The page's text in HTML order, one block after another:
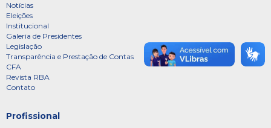
Notícias
Eleições
Institucional
Galeria de Presidentes
Legislação
Transparência e Prestação de Contas
CFA
Revista RBA
Contato
Profissional